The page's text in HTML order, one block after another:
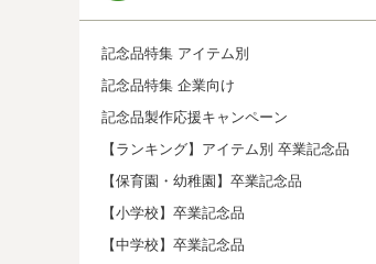
記念品特集 アイテム別
記念品特集 企業向け
記念品製作応援キャンペーン
【ランキング】アイテム別 卒業記念品
【保育園・幼稚園】卒業記念品
【小学校】卒業記念品
【中学校】卒業記念品